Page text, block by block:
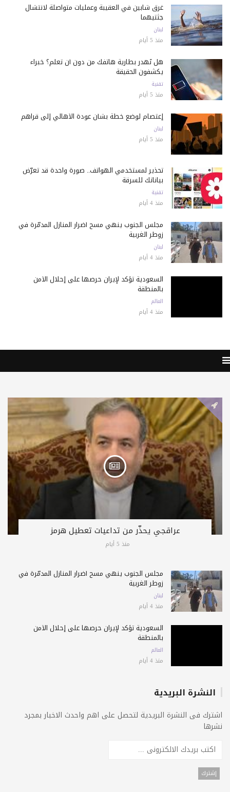
غرق شابين في العقيبة وعمليات متواصلة لانتشال
جثتيهما
لبنان
منذ 5 أيام
هل تُهدر بطارية هاتفك من دون أن تعلم؟ خبراء
يكشفون الحقيقة
تقنية
منذ 5 أيام
إعتصام لوضع خطة بشأن عودة الأهالي إلى قراهم
لبنان
منذ 5 أيام
تحذير لمستخدمي الهواتف.. صورة واحدة قد تعرّض
بياناتك للسرقة
تقنية
منذ 4 أيام
مجلس الجنوب ينهي مسح أضرار المنازل المدمّرة في
زوطر الغربية
لبنان
منذ 4 أيام
السعودية تؤكد لإيران حرصها على إحلال الأمن
بالمنطقة
العالم
منذ 4 أيام
عراقجي يحذّر من تداعيات تعطيل هرمز
منذ 5 أيام
مجلس الجنوب ينهي مسح أضرار المنازل المدمّرة في
زوطر الغربية
لبنان
منذ 4 أيام
السعودية تؤكد لإيران حرصها على إحلال الأمن
بالمنطقة
العالم
منذ 4 أيام
النشرة البريدية
اشترك فى النشرة البريدية لتحصل على اهم واحدث الاخبار بمجرد
نشرها